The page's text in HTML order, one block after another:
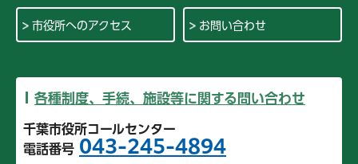
市役所へのアクセス お問い合わせ
各種制度、手続、施設等に関する問い合わせ
千葉市役所コールセンター
電話番号 043-245-4894